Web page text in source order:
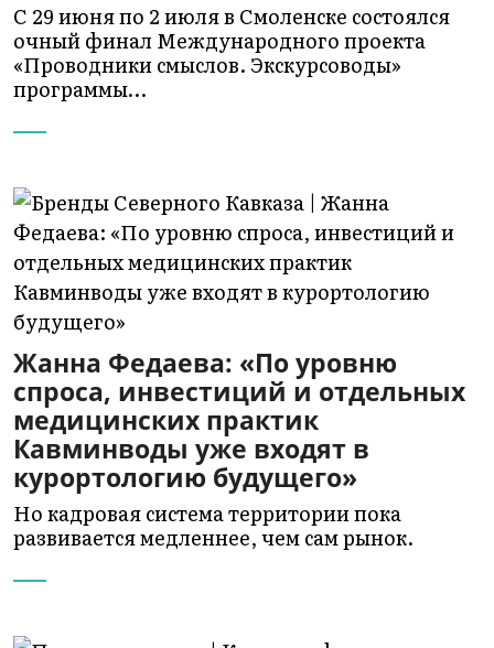
С 29 июня по 2 июля в Смоленске состоялся
очный финал Международного проекта
«Проводники смыслов. Экскурсоводы»
программы…
Жанна Федаева: «По уровню
спроса, инвестиций и отдельных
медицинских практик
Кавминводы уже входят в
курортологию будущего»
Но кадровая система территории пока
развивается медленнее, чем сам рынок.